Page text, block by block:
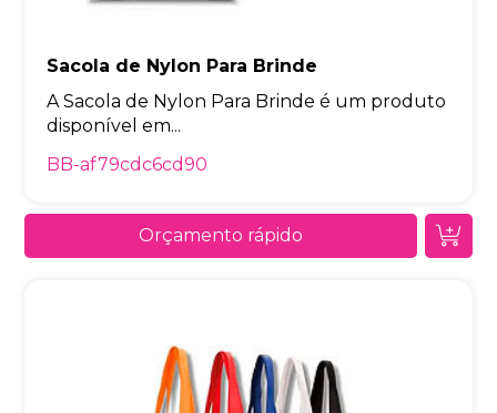
Sacola de Nylon Para Brinde
A Sacola de Nylon Para Brinde é um produto
disponível em...
BB-af79cdc6cd90
Orçamento rápido